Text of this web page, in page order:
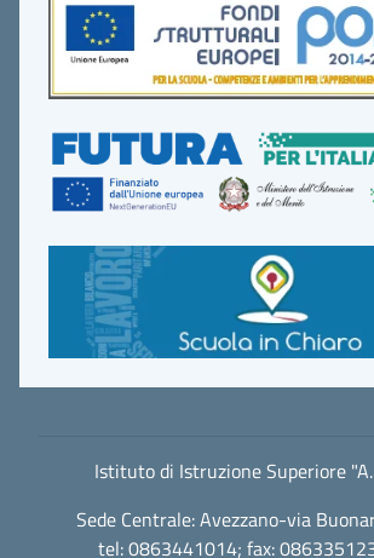
Istituto di Istruzione Superiore
Sede Centrale: Avezzano-via
tel: 0863441014; fax: